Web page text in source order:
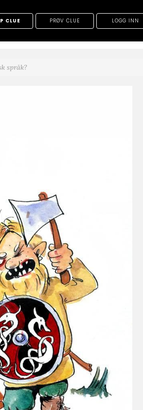
CLUE PRØV CLUE LOGG INN
språk?